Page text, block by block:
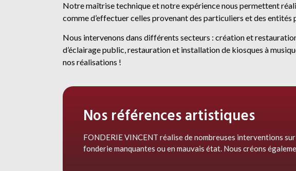
Notre maîtrise technique et notre expérience nous permettent
comme d’effectuer celles provenant des particuliers et des entités
Nous intervenons dans différents secteurs : création et
d’éclairage public, restauration et installation de kiosques à
nos réalisations !
Nos références artistiques
FONDERIE VINCENT réalise de nombreuses interventions
fonderie manquantes ou en mauvais état. Nous créons